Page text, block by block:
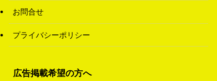
(26)
(46)
お問合せ
プライバシーポリシー
広告掲載希望の方へ